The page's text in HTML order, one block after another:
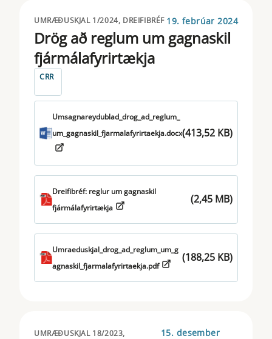
UMRÆÐUSKJAL 1/2024, DREIFIBRÉF 19. febrúar 2024
Drög að reglum um gagnaskil
fjármálafyrirtækja
CRR
Umsagnareydublad_drog_ad_reglum_
um_gagnaskil_fjarmalafyrirtaekja.docx(413,52 KB)
Dreifibréf: reglur um gagnaskil
fjármálafyrirtækja
(2,45 MB)
Umraeduskjal_drog_ad_reglum_um_g
agnaskil_fjarmalafyrirtaekja.pdf
(188,25 KB)
UMRÆÐUSKJAL 18/2023,
15. desember